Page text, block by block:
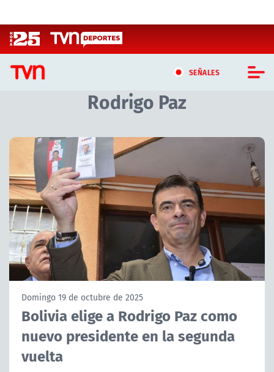
SEÑALES
CASTING MASTERCHEF CHILE
CASTING TVN VERTICAL
TVN VERTICAL
TVN PLAY
PROGRAMAS
TELESERIES
ACTUALIDAD Y TENDENCIAS
CORPORATIVO Y TRANSPARENCIA
Rodrigo Paz
Domingo 19 de octubre de 2025
Bolivia elige a Rodrigo Paz como
nuevo presidente en la segunda
vuelta